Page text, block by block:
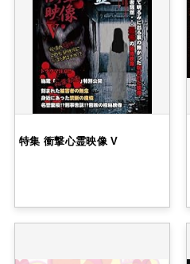
特集 衝撃心霊映像 V